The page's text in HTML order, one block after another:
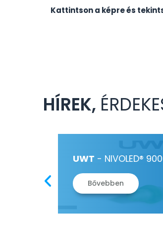
Kattintson a képre és
HÍREK,
UWT - NIVOLED®
Bővebben